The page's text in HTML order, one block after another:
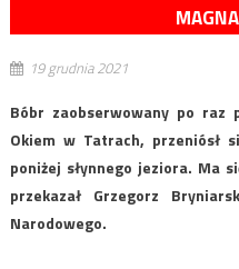
19 grudnia 2021
Bóbr zaobserwowany po raz
Okiem w Tatrach, przeniósł
poniżej słynnego jeziora. Ma
przekazał Grzegorz
Narodowego.